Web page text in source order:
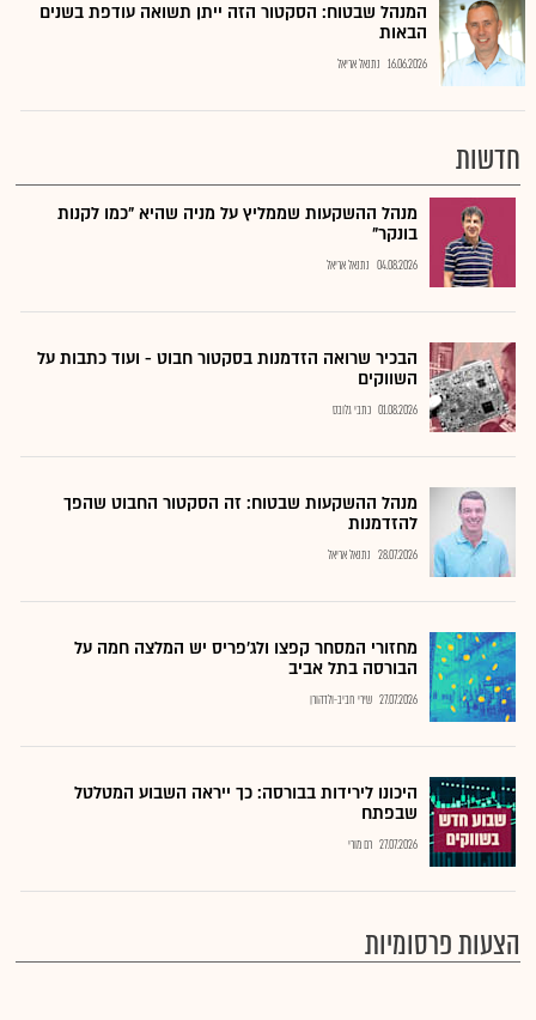
המנהל שבטוח: הסקטור הזה ייתן תשואה עודפת בשנים
הבאות
16.06.2026 נתנאל אריאל
חדשות
מנהל ההשקעות שממליץ על מניה שהיא "כמו לקנות
בונקר"
04.08.2026 נתנאל אריאל
הבכיר שרואה הזדמנות בסקטור חבוט - ועוד כתבות על
השווקים
01.08.2026 כתבי גלובס
מנהל ההשקעות שבטוח: זה הסקטור החבוט שהפך
להזדמנות
28.07.2026 נתנאל אריאל
מחזורי המסחר קפצו ולג'פריס יש המלצה חמה על
הבורסה בתל אביב
27.07.2026 שירי חביב-ולדהורן
היכונו לירידות בבורסה: כך ייראה השבוע המטלטל
שבפתח
27.07.2026 רם מורי
הצעות פרסומיות